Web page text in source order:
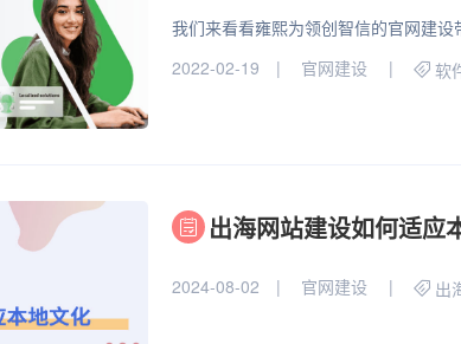
我们来看看雍熙为领创智信的官网建设
2022-02-19
官网建设 软
出海网站建设如何适应
2024-08-02 官网建设 出